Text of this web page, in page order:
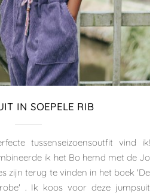
IN SOEPELE RIB
ik het Bo hemd met de Jo
zijn terug te vinden in het boek 'De
. Ik koos voor deze jumpsuit